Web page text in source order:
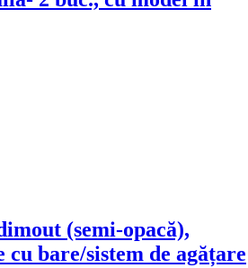
(semi-opacă),
cu bare/sistem de agățare